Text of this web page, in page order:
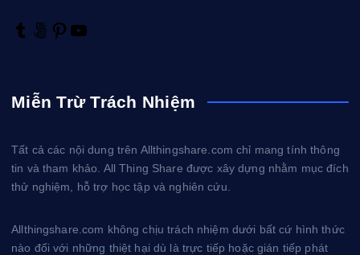
T
l
5
x
P
e
u
Miễn Trừ Trách Nhiệm
Tất cả các nội dung trên Allthingshare.com chỉ mang tính thông
tin và tham khảo. All Thing Share được xây dựng nhằm mục đích
thử nghiệm, hỗ trợ học tập và nghiên cứu.
Allthingshare.com không chịu trách nhiệm dưới bất cứ hình thức
nào đối với những thiệt hại dù là trực tiếp hoặc gián tiếp phát